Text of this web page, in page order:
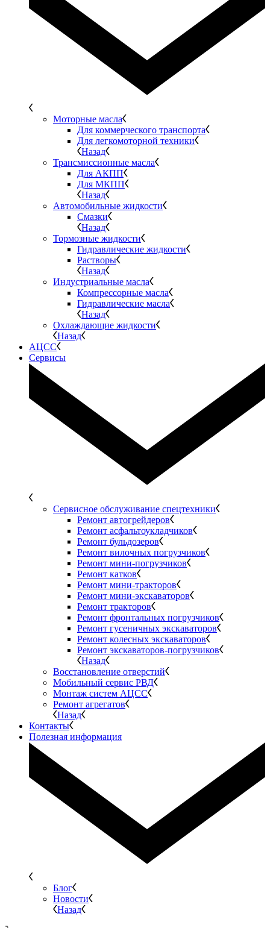
Моторные масла
Для коммерческого транспорта
Для легкомоторной техники
Назад
Трансмиссионные масла
Для АКПП
Для МКПП
Назад
Автомобильные жидкости
Смазки
Назад
Тормозные жидкости
Гидравлические жидкости
Растворы
Назад
Индустриальные масла
Компрессорные масла
Гидравлические масла
Назад
Охлаждающие жидкости
Назад
АЦСС
Сервисы
Сервисное обслуживание спецтехники
Ремонт автогрейдеров
Ремонт асфальтоукладчиков
Ремонт бульдозеров
Ремонт вилочных погрузчиков
Ремонт мини-погрузчиков
Ремонт катков
Ремонт мини-тракторов
Ремонт мини-экскаваторов
Ремонт тракторов
Ремонт фронтальных погрузчиков
Ремонт гусеничных экскаваторов
Ремонт колесных экскаваторов
Ремонт экскаваторов-погрузчиков
Назад
Восстановление отверстий
Мобильный сервис РВД
Монтаж систем АЦСС
Ремонт агрегатов
Назад
Контакты
Полезная информация
Блог
Новости
Назад